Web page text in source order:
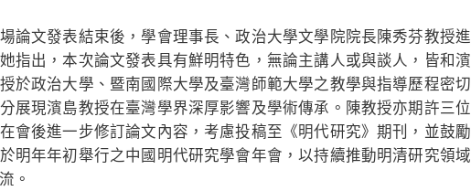
文發表結束後，學會理事長、政治大學文學院院長陳秀芬教授進
指出，本次論文發表具有鮮明特色，無論主講人或與談人，皆和濱
於政治大學、暨南國際大學及臺灣師範大學之教學與指導歷程密切
展現濱島教授在臺灣學界深厚影響及學術傳承。陳教授亦期許三位
會後進一步修訂論文內容，考慮投稿至《明代研究》期刊，並鼓勵
明年年初舉行之中國明代研究學會年會，以持續推動明清研究領域
。